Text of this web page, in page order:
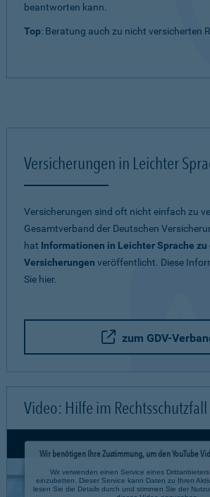
beantworten kann.
Top: Beratung auch zu nicht versicherten
Versicherungen in Leichter
Versicherungen sind oft nicht einfach zu
Gesamtverband der Deutschen
hat Informationen in Leichter Sprache zu
Versicherungen veröffentlicht. Diese
Sie hier.
zum GDV-
Video: Hilfe im Rechtsschutzfall
Wir benötigen Ihre Zustimmung, um den YouTube
Wir verwenden einen Service eines
einzubetten. Dieser Service kann Daten zu Ihren
lesen Sie die Details durch und stimmen Sie der